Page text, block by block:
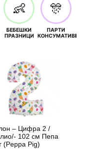
👶
БЕБЕШКИ
ПРАЗНИЦИ
🎊
ПАРТИ
КОНСУМАТИВИ
– Цифра 2 /
102 см Пепа
(Peppa Pig)